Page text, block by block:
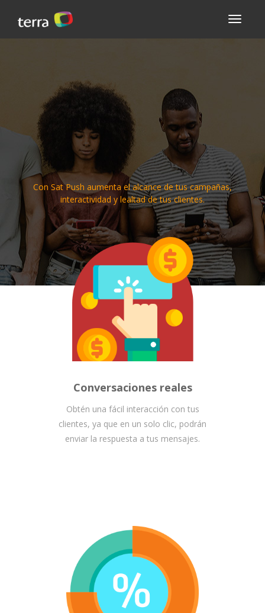
Sat Push
Con Sat Push aumenta el alcance de tus campañas,
interactividad y lealtad de tus clientes.
Conversaciones reales
Obtén una fácil interacción con tus
clientes, ya que en un solo clic, podrán
enviar la respuesta a tus mensajes.